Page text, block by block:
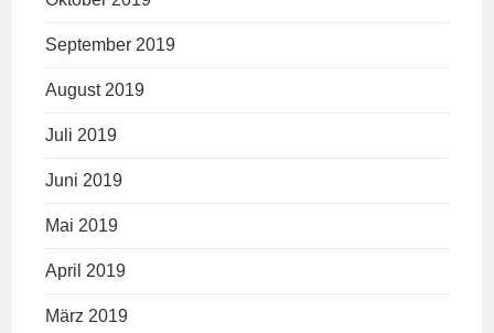
September 2019
August 2019
Juli 2019
Juni 2019
Mai 2019
April 2019
März 2019